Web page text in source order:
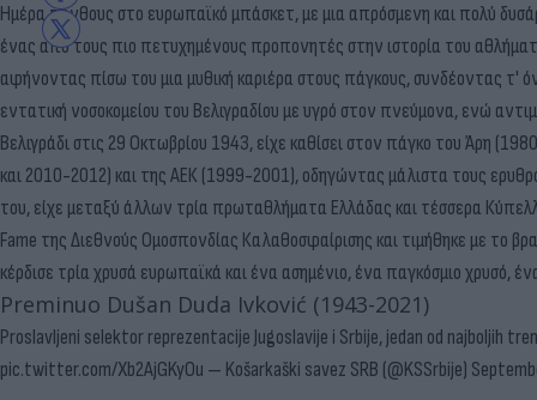
Ημέρα πένθους στο ευρωπαϊκό μπάσκετ, με μια απρόσμενη και πολύ
ένας από τους πιο πετυχημένους προπονητές στην ιστορία του
αφήνοντας πίσω του μια μυθική καριέρα στους πάγκους, συνδέοντας τ'
εντατική νοσοκομείου του Βελιγραδίου με υγρό στον πνεύμονα, ενώ
Βελιγράδι στις 29 Οκτωβρίου 1943, είχε καθίσει στον πάγκο του Άρη
και 2010-2012) και της ΑΕΚ (1999-2001), οδηγώντας μάλιστα τους
του, είχε μεταξύ άλλων τρία πρωταθλήματα Ελλάδας και τέσσερα
Fame της Διεθνoύς Ομοσπονδίας Καλαθοσφαίρισης και τιμήθηκε με το
κέρδισε τρία χρυσά ευρωπαϊκά και ένα ασημένιο, ένα παγκόσμιο χρυσό,
Preminuo Dušan Duda Ivković (1943-2021)
Proslavljeni selektor reprezentacije Jugoslavije i Srbije, jedan od najboljih
pic.twitter.com/Xb2AjGKyOu — Košarkaški savez SRB (@KSSrbije)